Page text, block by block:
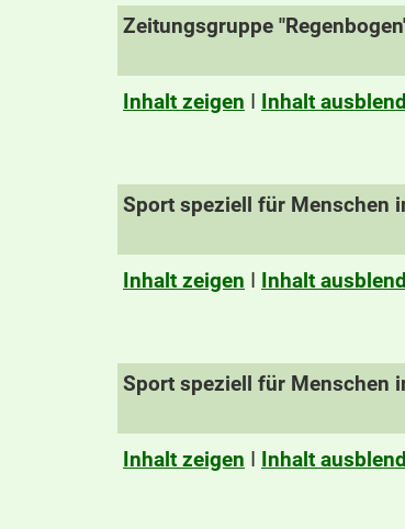
Zeitungsgruppe
Inhalt zeigen I Inhalt
Sport speziell für Menschen
Inhalt zeigen I Inhalt
Sport speziell für Menschen
Inhalt zeigen I Inhalt